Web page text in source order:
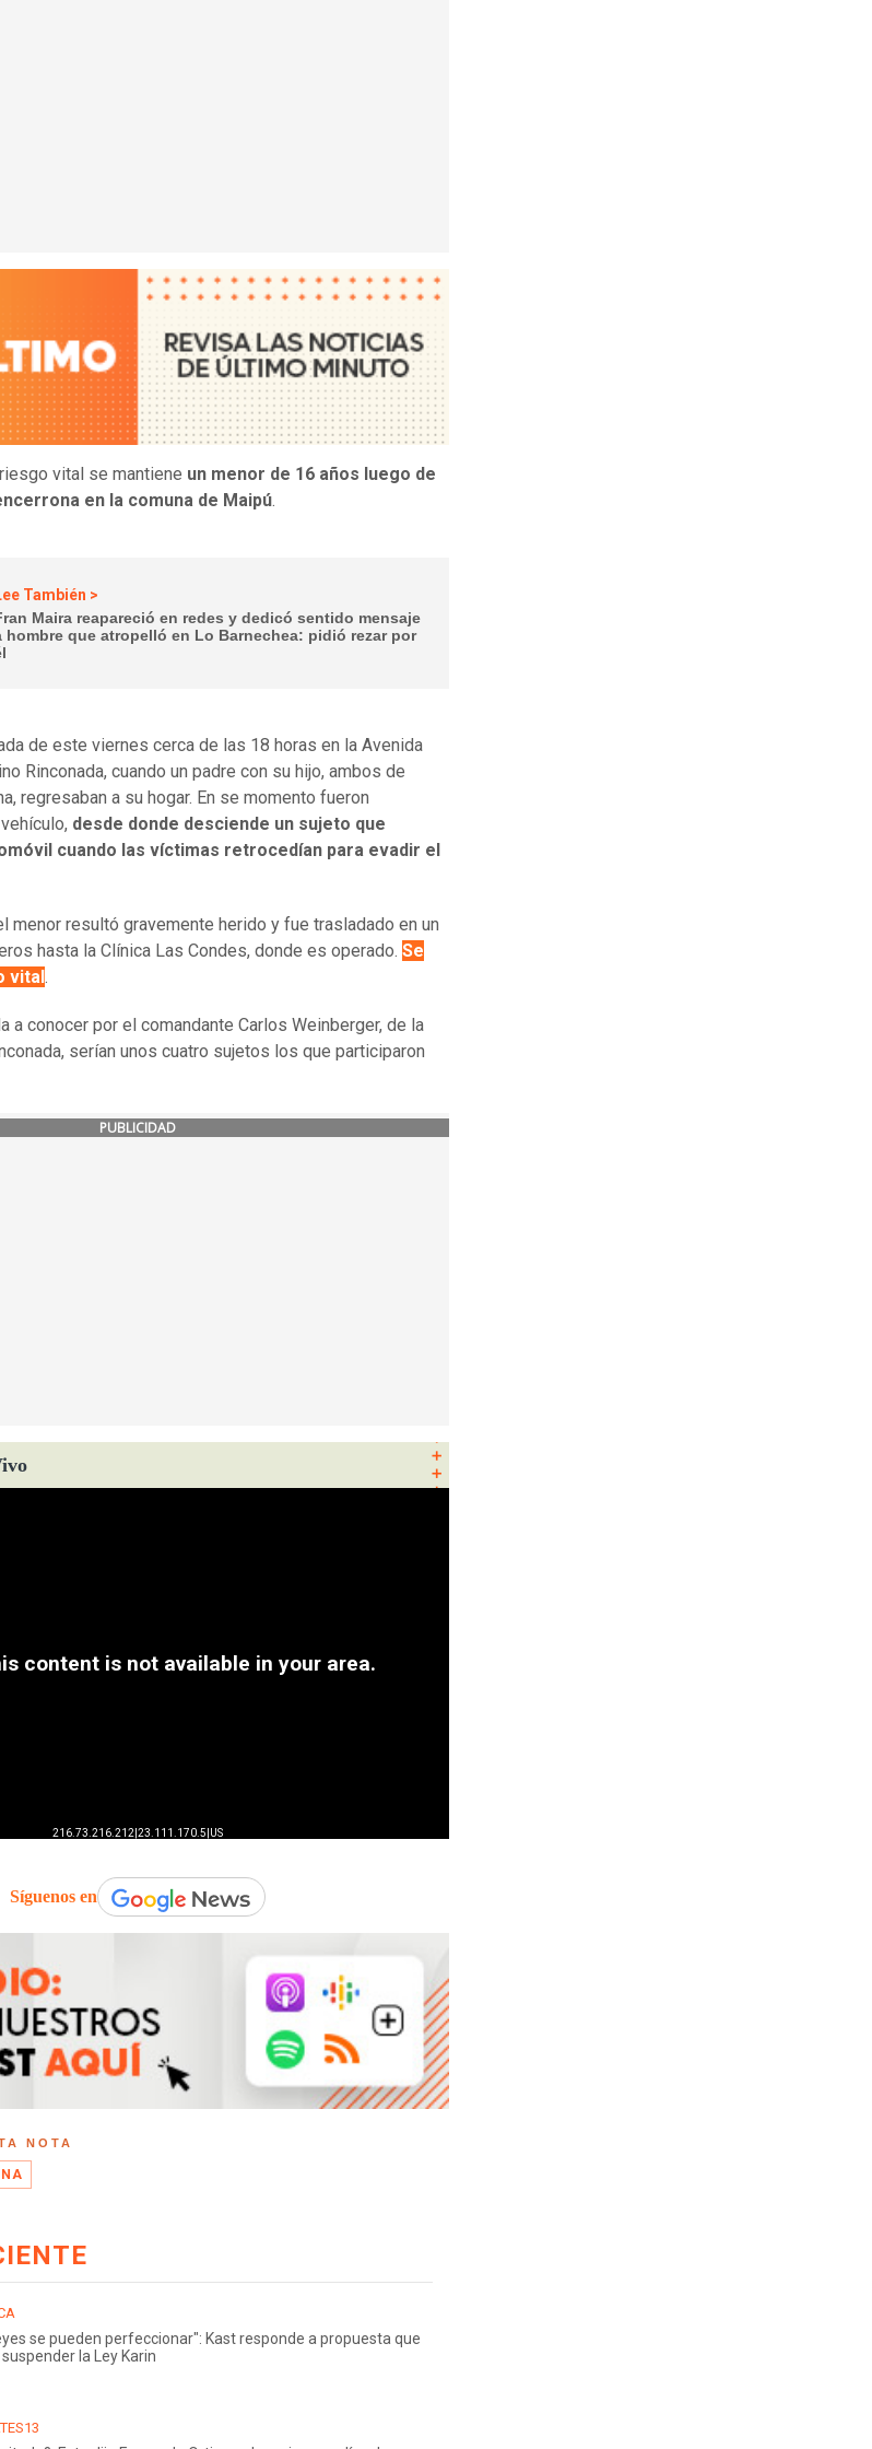
vital se mantiene un menor de 16 años luego de
en la comuna de Maipú.
También >
Maira reapareció en redes y dedicó sentido mensaje
hombre que atropelló en Lo Barnechea: pidió rezar por
de este viernes cerca de las 18 horas en la Avenida
Rinconada, cuando un padre con su hijo, ambos de
regresaban a su hogar. En se momento fueron
desde donde desciende un sujeto que
cuando las víctimas retrocedían para evadir el
menor resultó gravemente herido y fue trasladado en un
hasta la Clínica Las Condes, donde es operado. Se
vital.
a conocer por el comandante Carlos Weinberger, de la
serían unos cuatro sujetos los que participaron
PUBLICIDAD
Síguenos en
NOTA
se pueden perfeccionar": Kast responde a propuesta que
la Ley Karin